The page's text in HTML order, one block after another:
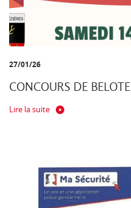
27/01/26
CONCOURS DE BELOTE
Lire la suite